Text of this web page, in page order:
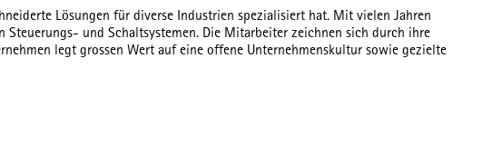
Lösungen für diverse Industrien spezialisiert hat. Mit vielen Jahren
und Schaltsystemen. Die Mitarbeiter zeichnen sich durch ihre
legt grossen Wert auf eine offene Unternehmenskultur sowie gezielte